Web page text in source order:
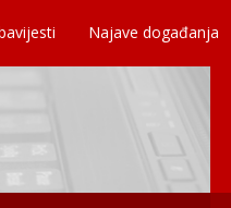
Najave događanja